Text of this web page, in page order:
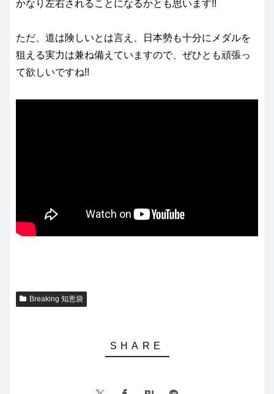
かなり左右されることになるかとも思います!!
ただ、道は険しいとは言え、日本勢も十分にメダルを
狙える実力は兼ね備えていますので、ぜひとも頑張っ
て欲しいですね!!
Breaking 知恵袋